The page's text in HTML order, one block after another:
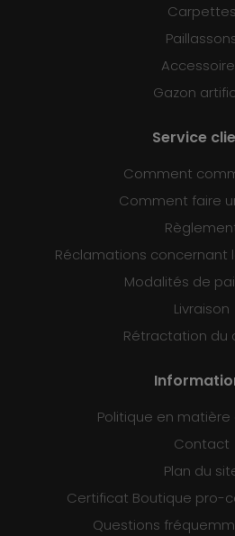
Carpettes
Gazon
Service
Comment
Comment faire
Réclamations concernant
Modalités de
Livraison
Rétractation du
Politique en
Contact
Plan du
Certificat Boutique pro-
Questions